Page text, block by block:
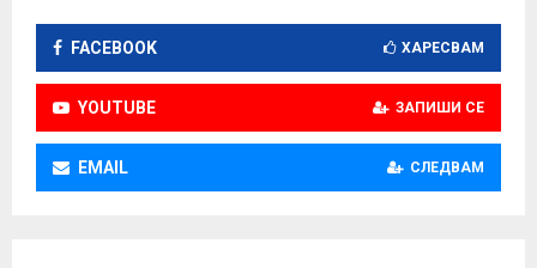
FACEBOOK ХАРЕСВАМ
YOUTUBE ЗАПИШИ СЕ
EMAIL СЛЕДВАМ